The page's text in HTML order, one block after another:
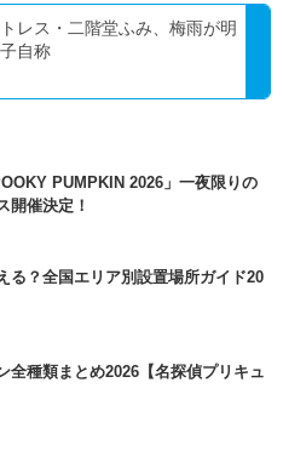
レス・二階堂ふみ、梅雨が明
自称
PUMPKIN 2026」一夜限りの
開催決定！
る？全国エリア別設置場所ガイド20
全種類まとめ2026【名探偵プリキュ